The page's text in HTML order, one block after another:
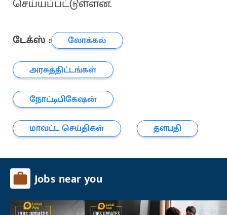
செய்யப்பட்டுள்ளன.
டேக்ஸ் :
லோக்கல்
அரசுத்திட்டங்கள்
நோட்டிபிகேஷன்
மாவட்ட செய்திகள்
தளபதி
Jobs near you